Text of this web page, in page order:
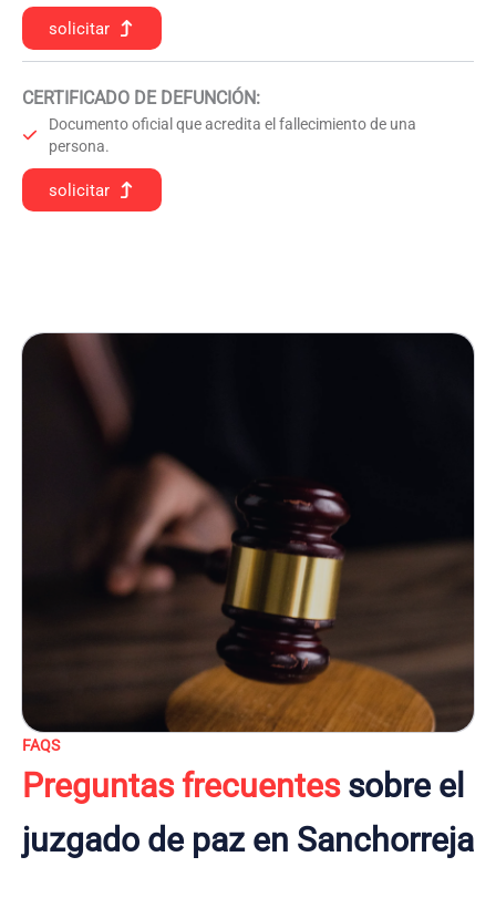
solicitar
CERTIFICADO DE DEFUNCIÓN:
Documento oficial que acredita el fallecimiento de una
persona.
solicitar
FAQS
Preguntas frecuentessobre el
juzgado de paz en Sanchorreja